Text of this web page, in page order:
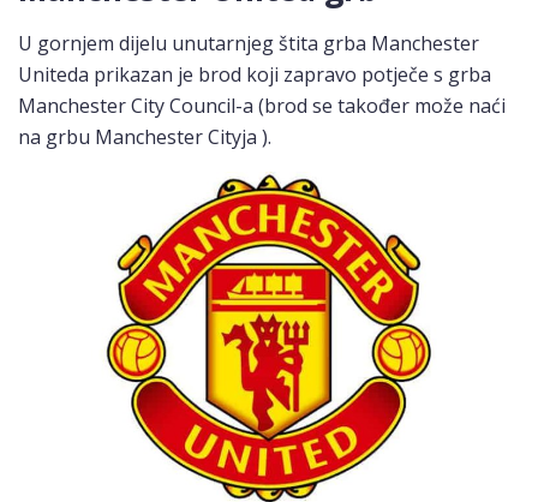
U gornjem dijelu unutarnjeg štita grba Manchester
Uniteda prikazan je brod koji zapravo potječe s grba
Manchester City Council-a (brod se također može naći
na grbu Manchester Cityja ).